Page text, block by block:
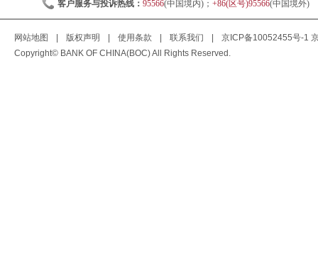
客户服务与投诉热线： 95566(中国境内)； +86(区号)95566(中国境外)
网站地图 版权声明 使用条款 联系我们 京ICP备10052455号-1
Copyright© BANK OF CHINA(BOC) All Rights Reserved.